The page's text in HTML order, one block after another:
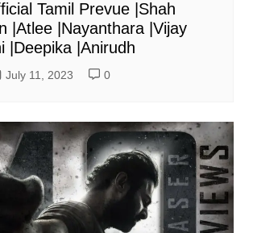
Tamil Prevue |Shah
|Atlee |Nayanthara |Vijay
|Deepika |Anirudh
July 11, 2023 0